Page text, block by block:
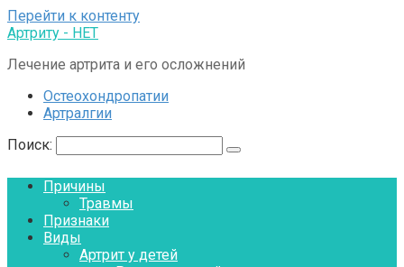
Перейти к контенту
Артриту - НЕТ
Лечение артрита и его осложнений
Остеохондропатии
Артралгии
Поиск:
Причины
Травмы
Признаки
Виды
Артрит у детей